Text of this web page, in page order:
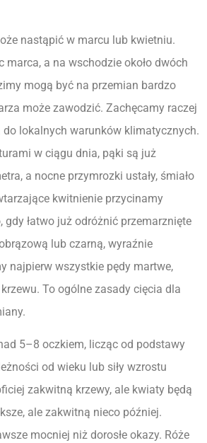
nastąpić w marcu lub kwietniu.
a na wschodzie około dwóch
mogą być na przemian bardzo
może zawodzić. Zachęcamy raczej
lokalnych warunków klimatycznych.
w ciągu dnia, pąki są już
a nocne przymrozki ustały, śmiało
kwitnienie przycinamy
łatwo już odróżnić przemarznięte
lub czarną, wyraźnie
najpierw wszystkie pędy martwe,
To ogólne zasady cięcia dla
5–8 oczkiem, licząc od podstawy
od wieku lub siły wzrostu
zakwitną krzewy, ale kwiaty będą
ale zakwitną nieco później.
mocniej niż dorosłe okazy. Róże